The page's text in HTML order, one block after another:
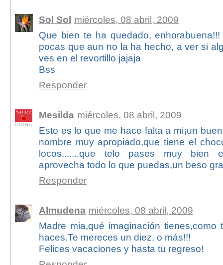
Sol Sol miércoles, 08 abril, 2009
Que bien te ha quedado,
pocas que aun no la ha hecho, a ver si
ves en el revortillo jajaja
Bss
Responder
Mesilda miércoles, 08 abril, 2009
Esto es lo que me hace falta a mi¡un
nombre muy apropiado,que tiene el
locos.......que telo pases muy bien
aprovecha todo lo que puedas,un beso
Responder
Almudena miércoles, 08 abril, 2009
Madre mia,qué imaginación
haces.Te mereces un diez, o más!!!
Felices vacaciones y hasta tu regreso!